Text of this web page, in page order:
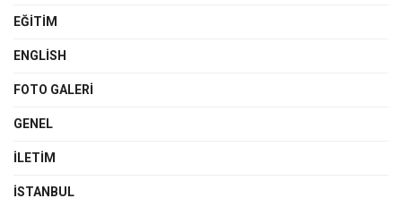
EĞITIM
ENGLISH
FOTO GALERI
GENEL
İLETIM
İSTANBUL